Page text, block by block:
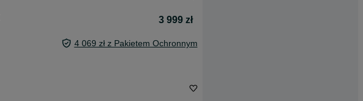
3 999 zł
4 069 zł z Pakietem Ochronnym